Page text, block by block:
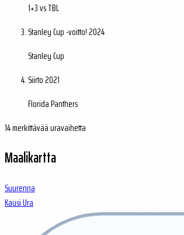
1+3 vs TBL
Stanley Cup -voitto!2024
Stanley Cup
Siirto2021
Florida Panthers
14 merkittävää uravaihetta
Maalikartta
Suurenna
KausiUra